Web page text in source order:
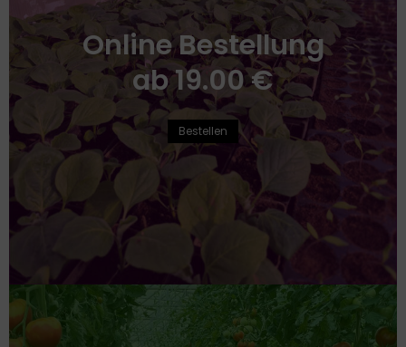
Online Bestellung
ab 19.00 €
Bestellen